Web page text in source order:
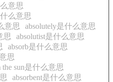
意思
么意思
意思
absolutely是什么意思
思
absolutist是什么意思
absorb是什么意思
思
the sun是什么意思
absorbent是什么意思